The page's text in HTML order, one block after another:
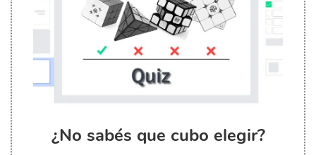
¿No sabés que cubo elegir?